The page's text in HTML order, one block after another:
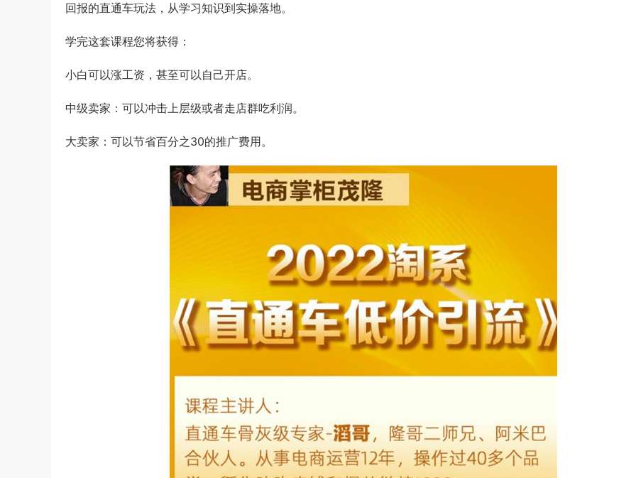
回报的直通车玩法，从学习知识到实操落地。
学完这套课程您将获得：
小白可以涨工资，甚至可以自己开店。
中级卖家：可以冲击上层级或者走店群吃利润。
大卖家：可以节省百分之30的推广费用。